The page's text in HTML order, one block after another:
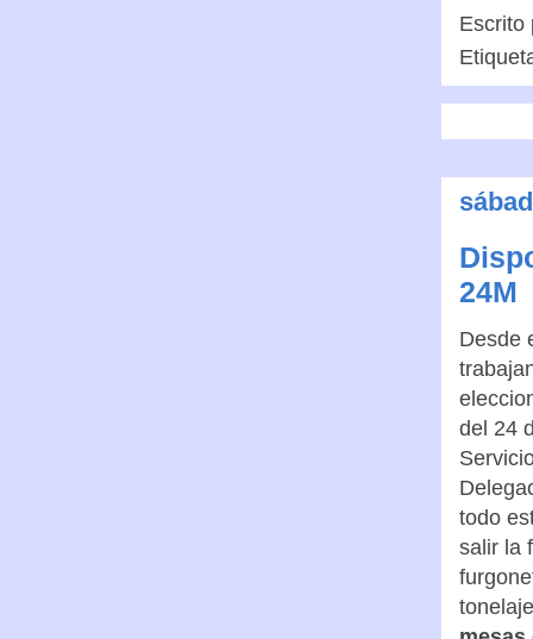
24M
Desde
del 24
todo
salir la